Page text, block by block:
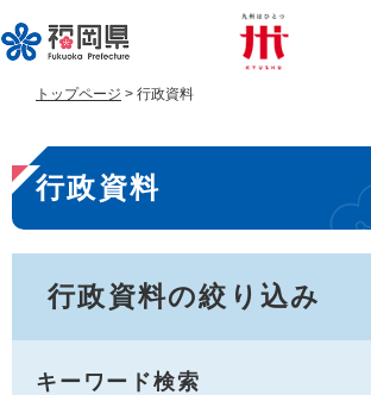
ー
ジ
で
す
ニ
ュ
ば
し
トップページ > 行政資料
本
文
行政資料
行政資料の絞り込み
キーワード検索